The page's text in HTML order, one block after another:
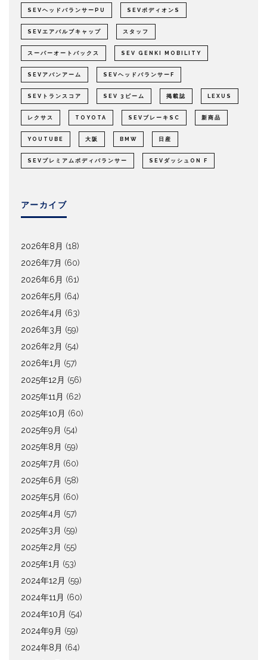
SEVヘッドバランサーPU SEVボディオンS
SEVエアバルブキャップ スタッフ
スーパーオートバックス SEV GENKI MOBILITY
SEVアバンアーム SEVヘッドバランサーF
SEVトランスコア SEV 3ビーム 掲載誌 LEXUS
レクサス TOYOTA SEVブレーキSC 新商品
YOUTUBE 大阪 BMW 日産
SEVプレミアムボディバランサー SEVダッシュON F
アーカイブ
2026年8月 (18)
2026年7月 (60)
2026年6月 (61)
2026年5月 (64)
2026年4月 (63)
2026年3月 (59)
2026年2月 (54)
2026年1月 (57)
2025年12月 (56)
2025年11月 (62)
2025年10月 (60)
2025年9月 (54)
2025年8月 (59)
2025年7月 (60)
2025年6月 (58)
2025年5月 (60)
2025年4月 (57)
2025年3月 (59)
2025年2月 (55)
2025年1月 (53)
2024年12月 (59)
2024年11月 (60)
2024年10月 (54)
2024年9月 (59)
2024年8月 (64)